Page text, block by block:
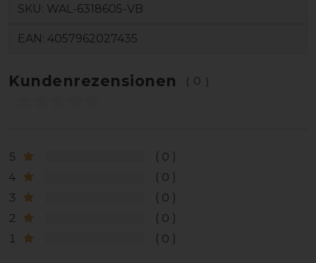
SKU: WAL-6318605-VB
EAN: 4057962027435
Kundenrezensionen (0)
5
0
4
0
3
0
2
0
1
0